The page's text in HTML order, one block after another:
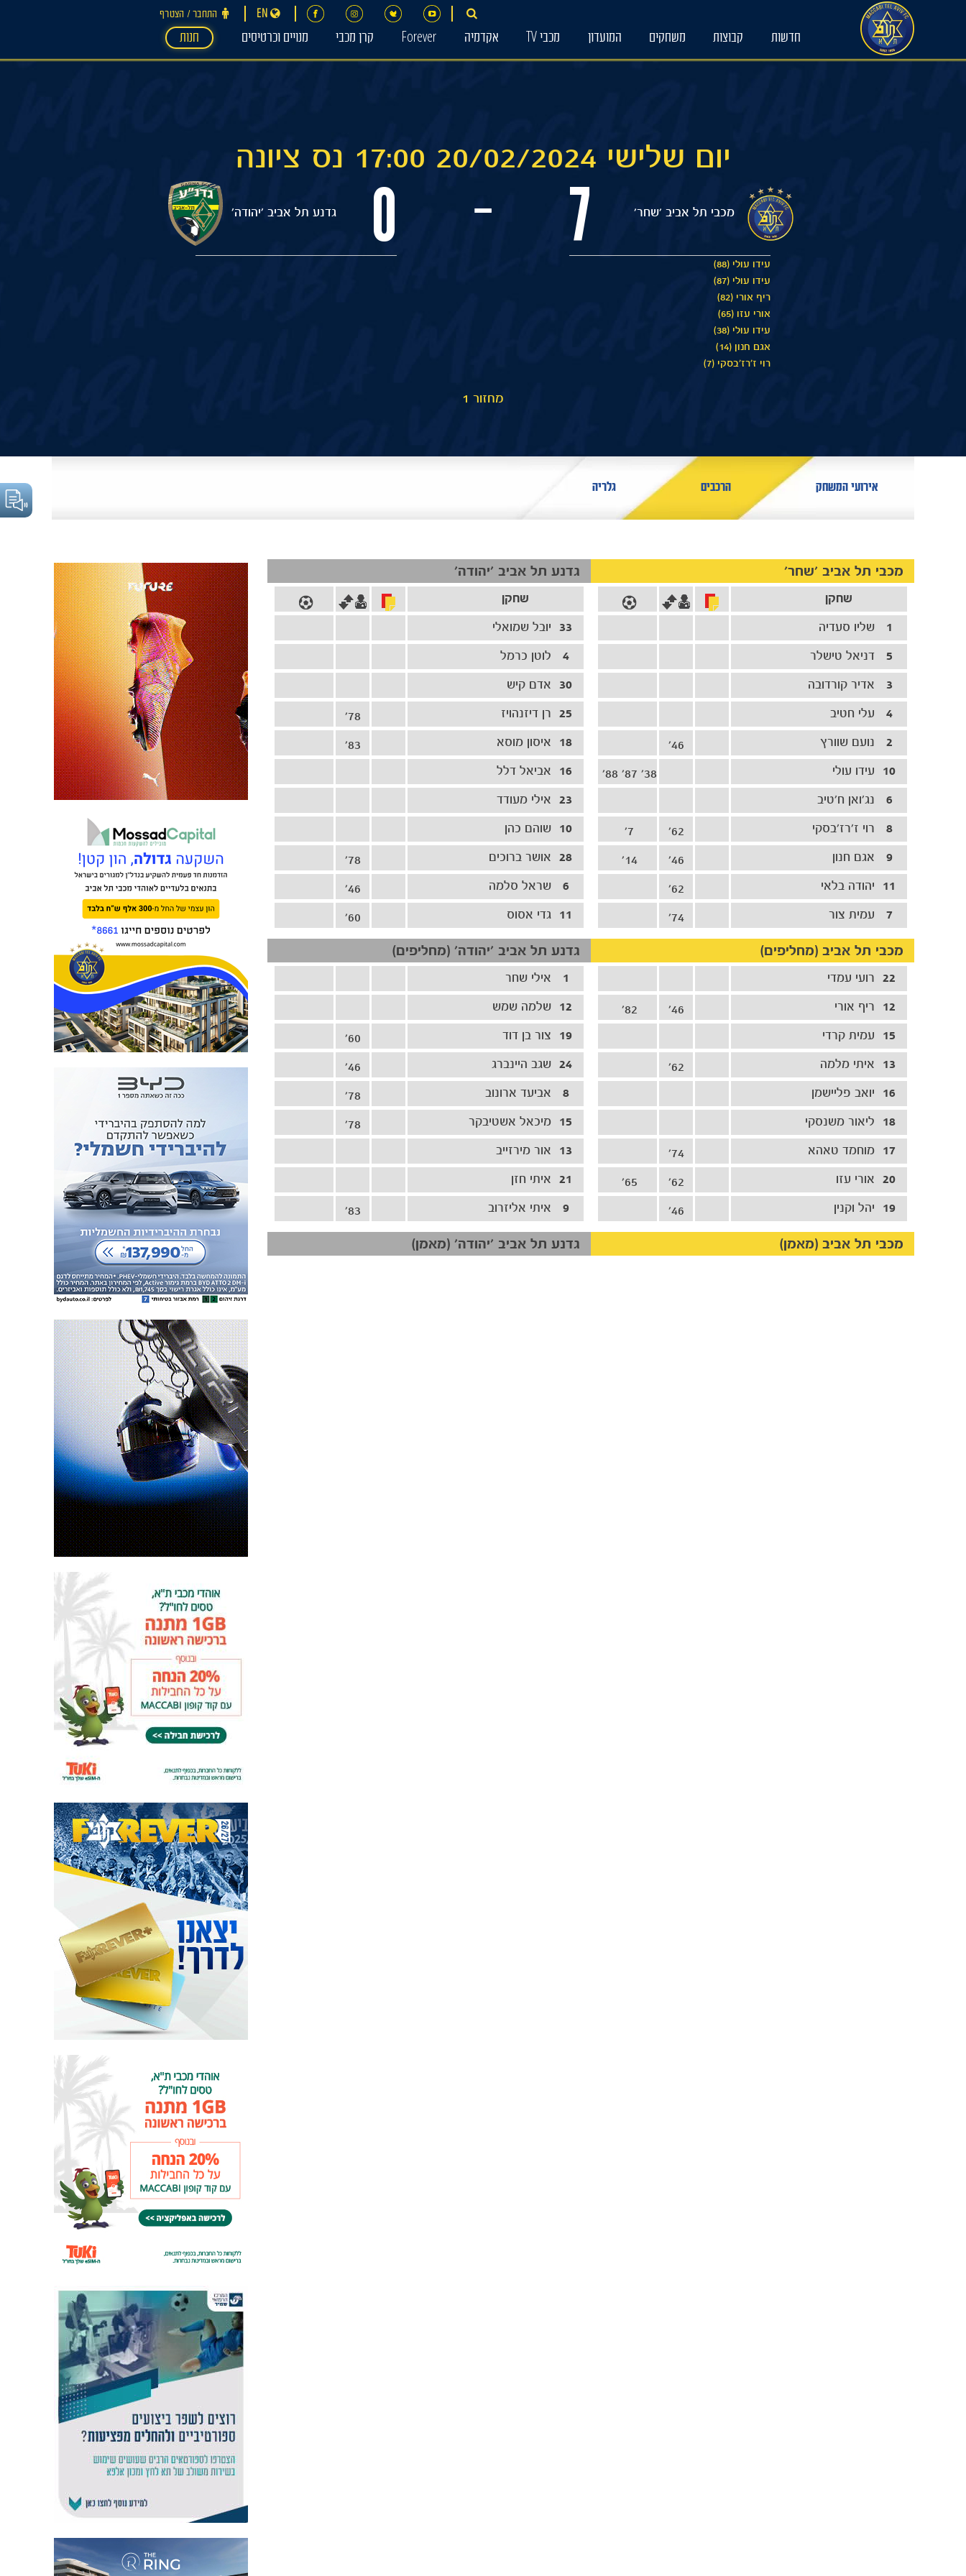
התחבר ‪/‬ הצטרף EN
חדשות קבוצות משחקים המועדון מכבי TV אקדמיה Forever קרן מכבי מנויים וכרטיסים חנות
יום שלישי 20/02/2024 17:00 נס ציונה
מכבי תל אביב 'שחר' 7 גדנע תל אביב ׳יהודה׳ 0 -
עידו עולי (88)
עידו עולי (87)
ריף אורי (82)
אורי עזו (65)
עידו עולי (38)
אגם חנון (14)
רוי ז׳רז׳בסקי (7)
מחזור 1
אירועי המשחק הרכבים גלריה
מכבי תל אביב 'שחר'
שחקן
1
שליו סעדיה
5
דניאל טישלר
3
אדיר קורדובה
4
עלי חטיב
2
נועם שוורץ
46'
10
עידו עולי
38' 87' 88'
6
נג׳ואן ח׳טיב
8
רוי ז׳רז׳בסקי 7'
62'
9
אגם חנון 14'
46'
11
יהודה בלאי
62'
7
עמית צור 74'
גדנע תל אביב ׳יהודה׳
שחקן
33 יובל שמואלי
4
לוטן כרמל
30 אדם קיש
25 רן דיזנהויז
78'
18
איסון מוסא
83'
16
אביאל דלל
23 אילי מעודד
10 שוהם כהן
28 אושר ברוכים
78'
6
שראל סלמה
46'
11 גדי אסוס 60'
מכבי תל אביב (מחליפים)
22 רועי עמדי
12
ריף אורי 82'
46'
15
עמית קרדי
13
איתי מלמה
62'
16
יואב פליישמן
18
ליאור משנסקי
17 מוחמד טאהא
74'
20 אורי עזו 65'
62'
19
יהל וקנין 46'
גדנע תל אביב ׳יהודה׳ (מחליפים)
1
אילי שחר
12 שלמה שמש
19
צור בן דוד
60'
24 שגב היינברג
46'
8
אביעד ארונוב
78'
15 מיכאל אשטיבקר
78'
13
אור מירזייב
21 איתי חזן
9
איתי אליזרוב 83'
מכבי תל אביב (מאמן) גדנע תל אביב ׳יהודה׳ (מאמן)